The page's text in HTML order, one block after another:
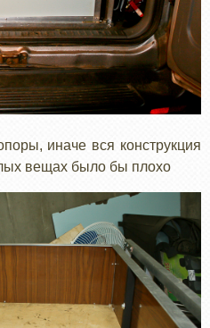
иначе вся конструкция
вещах было бы плохо